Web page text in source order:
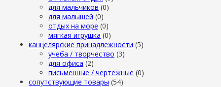
для мальчиков (0)
для малышей (0)
отдых на море (0)
мягкая игрушка (0)
канцелярские принадлежности (5)
учеба / творчество (3)
для офиса (2)
письменные / чертежные (0)
сопутствующие товары (54)